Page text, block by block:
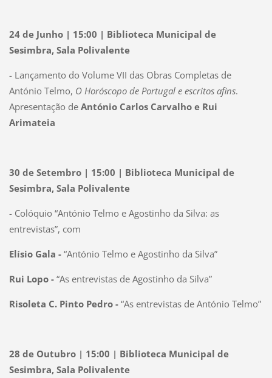
24 de Junho | 15:00 | Biblioteca Municipal de
Sesimbra, Sala Polivalente
- Lançamento do Volume VII das Obras Completas de
António Telmo, O Horóscopo de Portugal e escritos afins.
Apresentação de António Carlos Carvalho e Rui
Arimateia
30 de Setembro | 15:00 | Biblioteca Municipal de
Sesimbra, Sala Polivalente
- Colóquio “António Telmo e Agostinho da Silva: as
entrevistas”, com
Elísio Gala - “António Telmo e Agostinho da Silva”
Rui Lopo - “As entrevistas de Agostinho da Silva”
Risoleta C. Pinto Pedro - “As entrevistas de António Telmo”
28 de Outubro | 15:00 | Biblioteca Municipal de
Sesimbra, Sala Polivalente